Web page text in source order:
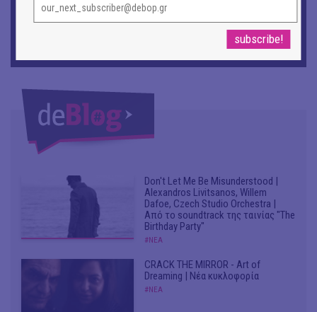
ΕΙΚΑΣΤΙΚΑ
ΧΟΡΩΝ ΧΩΡΟΣ στον Εκθεσιακό Χώρο του Αρχαίου
Don't Let Me Be Misunderstood |
Alexandros Livitsanos, Willem
Dafoe, Czech Studio Orchestra |
Από το soundtrack της ταινίας "The
Birthday Party"
#ΝΕΑ
CRACK THE MIRROR - Art of
Dreaming | Νέα κυκλοφορία
#ΝΕΑ